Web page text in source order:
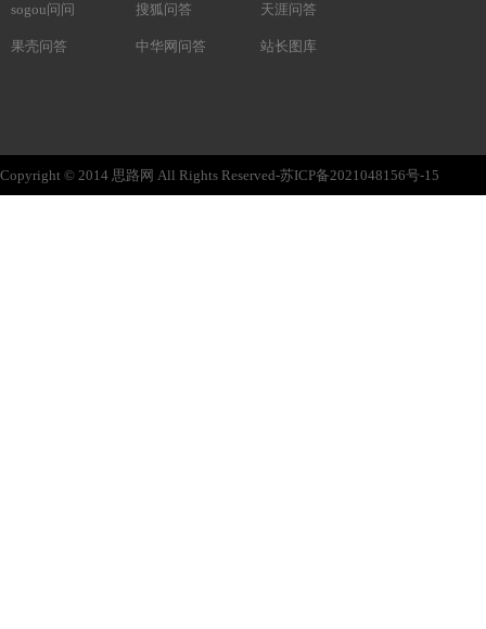
sogou问问 搜狐问答 天涯问答
果壳问答 中华网问答 站长图库
Copyright © 2014 思路网 All Rights Reserved-苏ICP备2021048156号-15